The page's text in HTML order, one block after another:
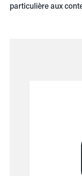
particulière aux